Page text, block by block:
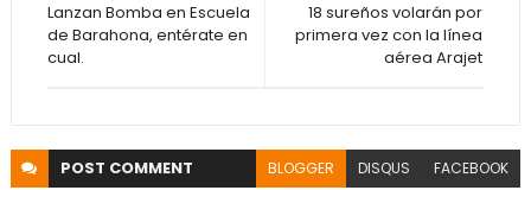
18 sureños volarán por
primera vez con la línea
aérea Arajet
Lanzan Bomba en Escuela
de Barahona, entérate en
cual.
POST COMMENT BLOGGER DISQUS FACEBOOK